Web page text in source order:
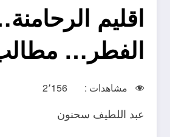
اقليم
الفطر…
مشاهدات : 2٬156
عبد اللطيف سحنون